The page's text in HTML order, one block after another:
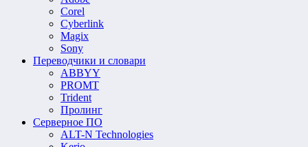
Corel
Cyberlink
Magix
Sony
Переводчики и словари
ABBYY
PROMT
Trident
Пролинг
Серверное ПО
ALT-N Technologies